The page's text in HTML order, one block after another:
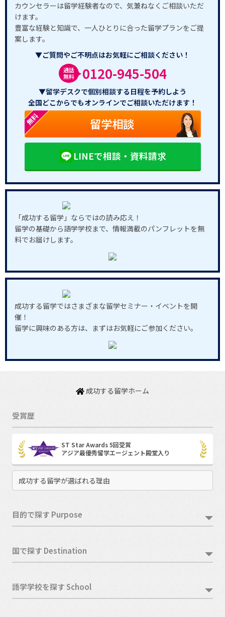
カウンセラーは留学経験者なので、気兼ねなくご相談いただ
けます。
豊富な経験と知識で、一人ひとりに合った留学プランをご提
案します。
▼ご質問やご不明点はお気軽にご相談ください！
通話
無料
0120-945-504
▼留学デスクで個別相談する日程を予約しよう
全国どこからでもオンラインでご相談いただけます！
無料 留学相談
LINEで相談・資料請求
「成功する留学」ならではの読み応え！
留学の基礎から語学学校まで、情報満載のパンフレットを無
料でお届けします。
成功する留学ではさまざまな留学セミナー・イベントを開
催！
留学に興味のある方は、まずはお気軽にご参加ください。
成功する留学ホーム
受賞歴
ST Star Awards 5回受賞
アジア最優秀留学エージェント殿堂入り
成功する留学が選ばれる理由
目的で探す Purpose
国で探す Destination
語学学校を探す School